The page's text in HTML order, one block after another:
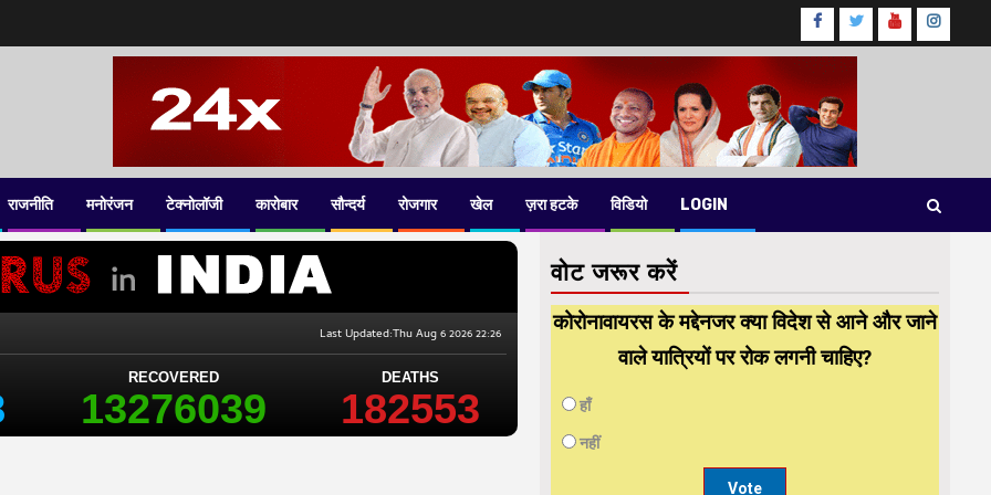
Facebook
TwitterYoutube
राजनीति मनोरंजन टेक्नोलॉजी कारोबार सौन्दर्य रोजगार खेल ज़रा हटके विडियो LOGIN
वोट जरूर करें
कोरोनावायरस के मद्देनजर क्या विदेश से आने और जाने
वाले यात्रियों पर रोक लगनी चाहिए?
हाँ
नहीं